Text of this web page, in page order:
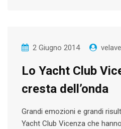
2 Giugno 2014
Lo Yacht Club
cresta dell’onda
Grandi emozioni e grandi
Yacht Club Vicenza che